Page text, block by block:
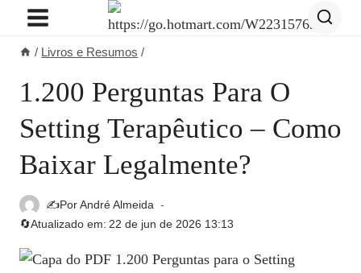
Pular
/ Livros e Resumos /
1.200 Perguntas Para O
Setting Terapêutico – Como
Baixar Legalmente?
✍️PorAndré Almeida
🔄Atualizado em: 22 de jun de 2026 13:13